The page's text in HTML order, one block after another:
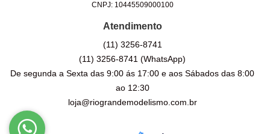
CNPJ: 10445509000100
Atendimento
(11) 3256-8741
(11) 3256-8741(WhatsApp)
De segunda a Sexta das 9:00 ás 17:00 e aos Sábados das 8:00
ao 12:30
loja@riograndemodelismo.com.br